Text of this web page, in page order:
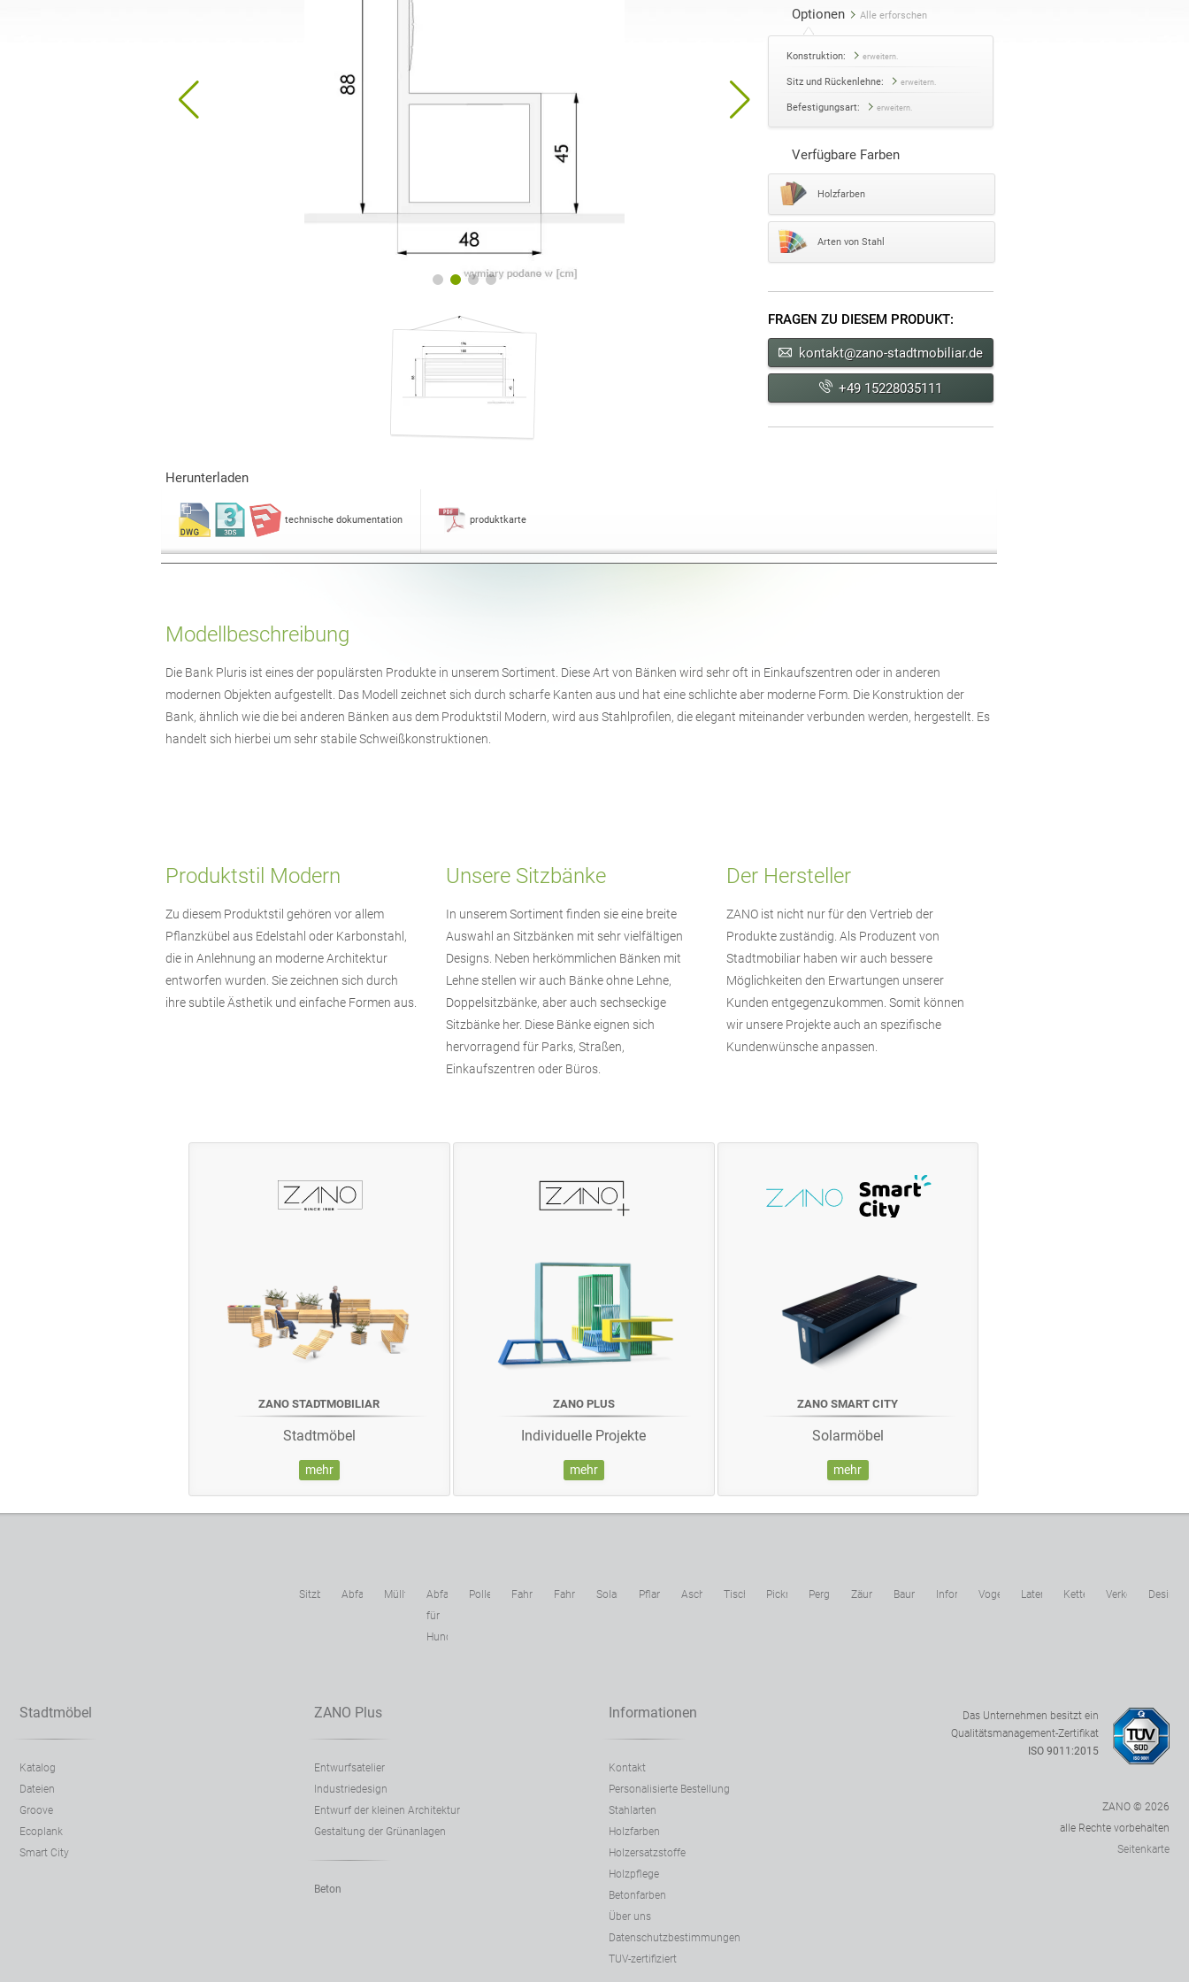
Optionen Alle erforschen
Konstruktion: erweitern.
Sitz und Rückenlehne: erweitern.
Befestigungsart: erweitern.
Verfügbare Farben
Holzfarben
Arten von Stahl
FRAGEN ZU DIESEM PRODUKT:
kontakt@zano-stadtmobiliar.de
+49 15228035111
Herunterladen
technische dokumentation produktkarte
Modellbeschreibung
Die Bank Pluris ist eines der populärsten Produkte in unserem Sortiment. Diese Art von Bänken wird sehr oft in Einkaufszentren oder in anderen
modernen Objekten aufgestellt. Das Modell zeichnet sich durch scharfe Kanten aus und hat eine schlichte aber moderne Form. Die Konstruktion der
Bank, ähnlich wie die bei anderen Bänken aus dem Produktstil Modern, wird aus Stahlprofilen, die elegant miteinander verbunden werden, hergestellt. Es
handelt sich hierbei um sehr stabile Schweißkonstruktionen.
Produktstil Modern
Zu diesem Produktstil gehören vor allem
Pflanzkübel aus Edelstahl oder Karbonstahl,
die in Anlehnung an moderne Architektur
entworfen wurden. Sie zeichnen sich durch
ihre subtile Ästhetik und einfache Formen aus.
Unsere Sitzbänke
In unserem Sortiment finden sie eine breite
Auswahl an Sitzbänken mit sehr vielfältigen
Designs. Neben herkömmlichen Bänken mit
Lehne stellen wir auch Bänke ohne Lehne,
Doppelsitzbänke, aber auch sechseckige
Sitzbänke her. Diese Bänke eignen sich
hervorragend für Parks, Straßen,
Einkaufszentren oder Büros.
Der Hersteller
ZANO ist nicht nur für den Vertrieb der
Produkte zuständig. Als Produzent von
Stadtmobiliar haben wir auch bessere
Möglichkeiten den Erwartungen unserer
Kunden entgegenzukommen. Somit können
wir unsere Projekte auch an spezifische
Kundenwünsche anpassen.
ZANO STADTMOBILIAR
Stadtmöbel
mehr
ZANO PLUS
Individuelle Projekte
mehr
ZANO SMART CITY
Solarmöbel
mehr
SitzbänkeAbfallbehälterMülltrennungssysteme
Abfallbehälter
für
Hundekot
Poller FahrradständerFahrradbereichSolarladestationen
PflanzkübelAscher Tische PicknicktischPergolen Zäune BaumschutzgitterInformationstafel
VogelhäuserLaternen Ketten
Stadtmöbel
Katalog
Dateien
Groove
Ecoplank
Smart City
ZANO Plus
Entwurfsatelier
Industriedesign
Entwurf der kleinen Architektur
Gestaltung der Grünanlagen
Beton
Informationen
Kontakt
Personalisierte Bestellung
Stahlarten
Holzfarben
Holzersatzstoffe
Holzpflege
Betonfarben
Über uns
Datenschutzbestimmungen
TUV-zertifiziert
Das Unternehmen besitzt ein
Qualitätsmanagement-Zertifikat
ISO 9011:2015
ZANO © 2026
alle Rechte vorbehalten
Seitenkarte